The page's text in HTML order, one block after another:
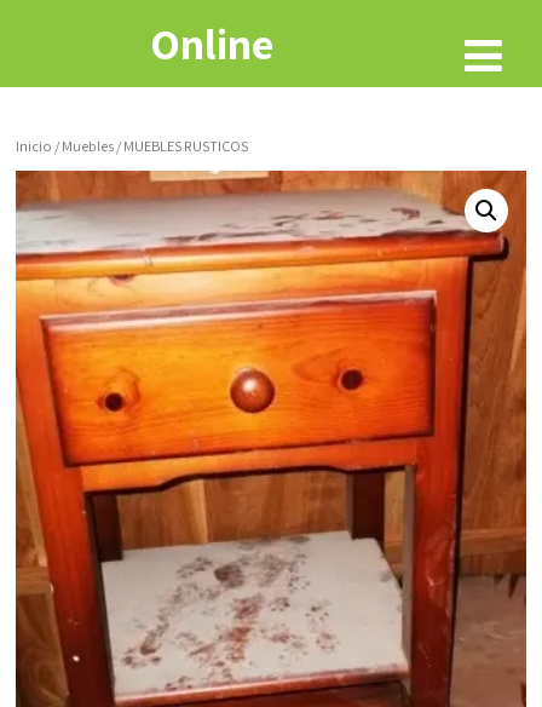
Online
Inicio /Muebles/ MUEBLES RUSTICOS